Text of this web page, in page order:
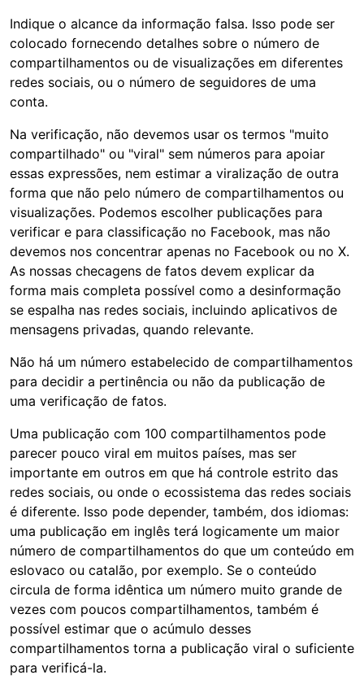
Indique o alcance da informação falsa. Isso pode ser
colocado fornecendo detalhes sobre o número de
compartilhamentos ou de visualizações em diferentes
redes sociais, ou o número de seguidores de uma
conta.
Na verificação, não devemos usar os termos "muito
compartilhado" ou "viral" sem números para apoiar
essas expressões, nem estimar a viralização de outra
forma que não pelo número de compartilhamentos ou
visualizações. Podemos escolher publicações para
verificar e para classificação no Facebook, mas não
devemos nos concentrar apenas no Facebook ou no X.
As nossas checagens de fatos devem explicar da
forma mais completa possível como a desinformação
se espalha nas redes sociais, incluindo aplicativos de
mensagens privadas, quando relevante.
Não há um número estabelecido de compartilhamentos
para decidir a pertinência ou não da publicação de
uma verificação de fatos.
Uma publicação com 100 compartilhamentos pode
parecer pouco viral em muitos países, mas ser
importante em outros em que há controle estrito das
redes sociais, ou onde o ecossistema das redes sociais
é diferente. Isso pode depender, também, dos idiomas:
uma publicação em inglês terá logicamente um maior
número de compartilhamentos do que um conteúdo em
eslovaco ou catalão, por exemplo. Se o conteúdo
circula de forma idêntica um número muito grande de
vezes com poucos compartilhamentos, também é
possível estimar que o acúmulo desses
compartilhamentos torna a publicação viral o suficiente
para verificá-la.